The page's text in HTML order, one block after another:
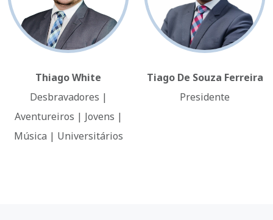
Thiago White
Desbravadores |
Aventureiros | Jovens |
Música | Universitários
Tiago De Souza Ferreira
Presidente